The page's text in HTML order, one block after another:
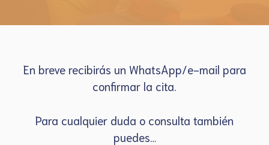
En breve recibirás un WhatsApp/e-mail para
confirmar la cita.
Para cualquier duda o consulta también
puedes…